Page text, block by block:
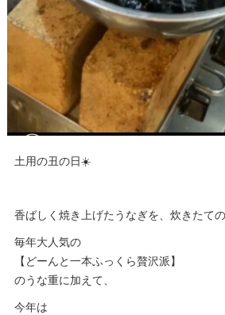
土用の丑の日☀️
香ばしく焼き上げたうなぎを、炊きたて
毎年大人気の
【どーんと一本ふっくら贅沢派】
のうな重に加えて、
今年は